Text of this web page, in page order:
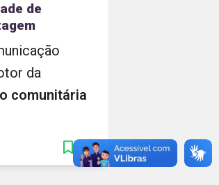
de
da
comunitária